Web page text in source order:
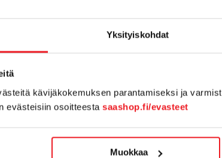
Yksityiskohdat
kävijäkokemuksen parantamiseksi ja
evästeisiin osoitteesta saashop.fi/evasteet
Muokkaa
sekä